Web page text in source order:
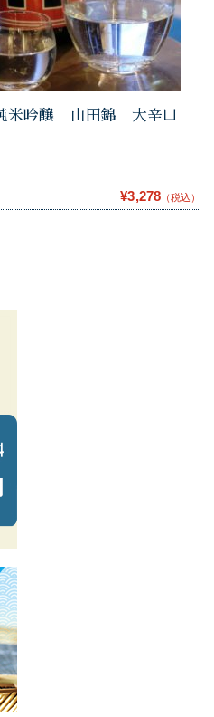
米吟醸 山田錦 大辛口
¥3,278 （税込）